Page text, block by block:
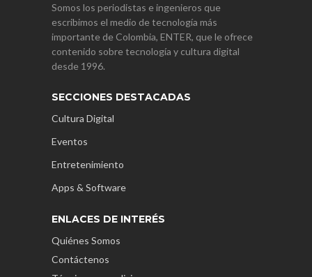
Somos los periodistas e ingenieros que
escribimos el medio de tecnología más
importante de Colombia, ENTER, que le ofrece
contenido sobre tecnología y cultura digital
desde 1996.
SECCIONES DESTACADAS
Cultura Digital
Eventos
Entretenimiento
Apps & Software
ENLACES DE INTERÉS
Quiénes Somos
Contáctenos